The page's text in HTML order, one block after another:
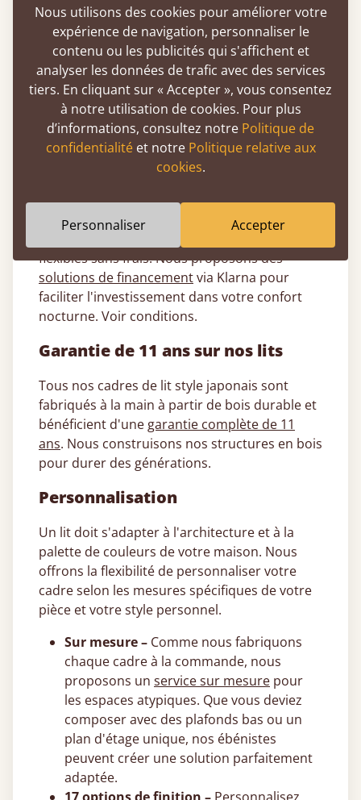
épurés pour une esthétique minimaliste
apaisante.
Pourquoi les lits japonais sont-ils bas ?
– Le couchage traditionnel au niveau du
sol favorise la simplicité, l'efficacité de
l'espace et une connexion plus étroite
avec le flux naturel de la pièce.
Options de paiement flexibles à 0
Échelonnez le coût de votre nouveau lit
japonais grâce à nos options de paiement
flexibles sans frais. Nous proposons des
solutions de financementvia Klarna pour
faciliter l'investissement dans votre confort
nocturne. Voir conditions.
Garantie de 11 ans sur nos lits
Tous nos cadres de lit style japonais sont
fabriqués à la main à partir de bois durable et
bénéficient d'une garantie complète de 11
ans. Nous construisons nos structures en bois
pour durer des générations.
Personnalisation
Un lit doit s'adapter à l'architecture et à la
palette de couleurs de votre maison. Nous
offrons la flexibilité de personnaliser votre
cadre selon les mesures spécifiques de votre
pièce et votre style personnel.
Sur mesure – Comme nous fabriquons
chaque cadre à la commande, nous
proposons un service sur mesure pour
les espaces atypiques. Que vous deviez
composer avec des plafonds bas ou un
plan d'étage unique, nos ébénistes
peuvent créer une solution parfaitement
adaptée.
Nous utilisons des cookies pour améliorer votre
expérience de navigation, personnaliser le
contenu ou les publicités qui s'affichent et
analyser les données de trafic avec des services
tiers. En cliquant sur « Accepter », vous consentez
à notre utilisation de cookies. Pour plus
d’informations, consultez notre Politique de
confidentialitéet notre Politique relative aux
cookies.
Personnaliser Accepter